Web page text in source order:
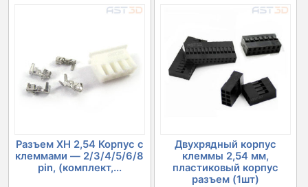
Разъем XH 2,54 Корпус с
клеммами — 2/3/4/5/6/8
pin, (комплект,...
Двухрядный корпус
клеммы 2,54 мм,
пластиковый корпус
разъем (1шт)